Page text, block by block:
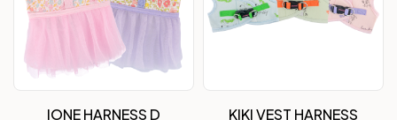
IONE HARNESS D
KIKI VEST HARNESS